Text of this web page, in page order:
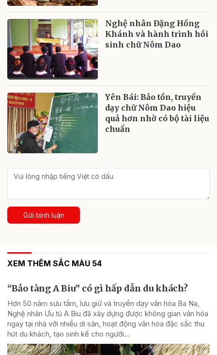
Nghệ nhân Đặng Hồng
Khánh và hành trình hồi
sinh chữ Nôm Dao
Yên Bái: Bảo tồn, truyền
dạy chữ Nôm Dao hiệu
quả hơn nhờ có bộ tài liệu
chuẩn
Gửi bình luận
XEM THÊM SẮC MÀU 54
“Bảo tàng A Biu” có gì hấp dẫn du khách?
Hơn 50 năm sưu tầm, lưu giữ và truyền dạy văn hóa Ba Na,
Nghệ nhân Ưu tú A Biu đã xây dựng được không gian văn hóa
ngay tại nhà với nhiều di sản, hoạt động văn hóa đặc sắc thu
hút du khách, tạo sinh kế cho người...